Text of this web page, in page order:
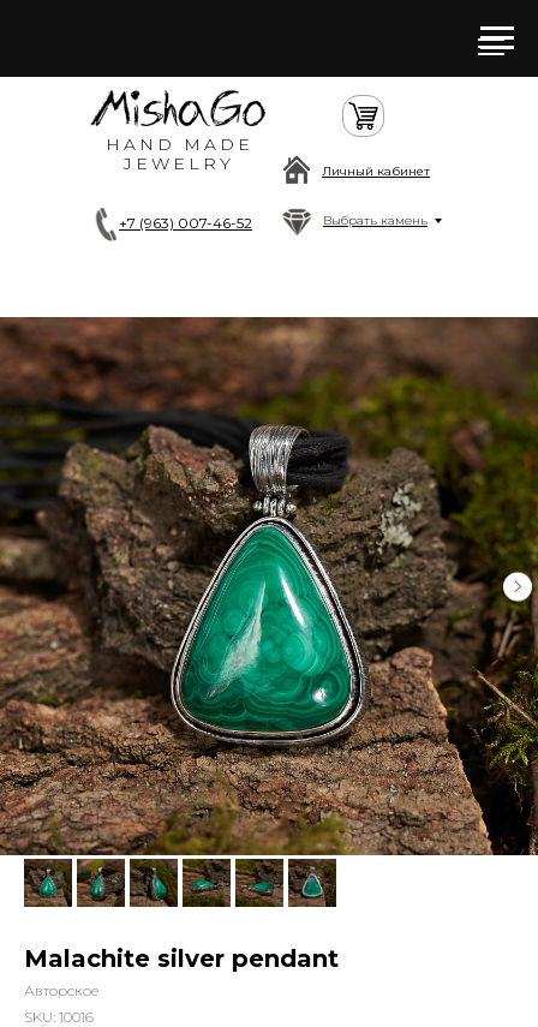
HAND MADE
JEWELRY
+7 (963) 007-46-52 Выбрать камень
Личный кабинет
Malachite silver pendant
Авторское
SKU: 10016